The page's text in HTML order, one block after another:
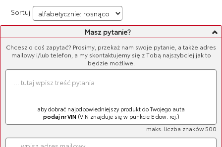
Sortuj
LISTA PRODUKTÓWMasz pytanie?
Chcesz o coś zapytać? Prosimy, przekaż nam swoje pytanie, a także adres
mailowy i/lub telefon, a my skontaktujemy się z Tobą najszybciej jak to
będzie możliwe.
maks. liczba znaków 500
aby dobrać najodpowiedniejszy produkt do Twojego auta
podaj nr VIN(VIN znajduje się w punkcie E dow. rej.)